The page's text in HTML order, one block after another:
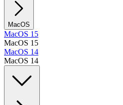
MacOS
MacOS 15
MacOS 15
MacOS 14
MacOS 14